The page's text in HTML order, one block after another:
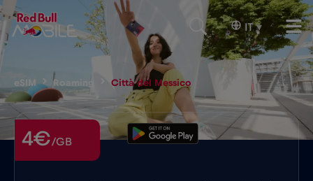
IT ▾
eSIM Roaming Città del Messico
4€/GB